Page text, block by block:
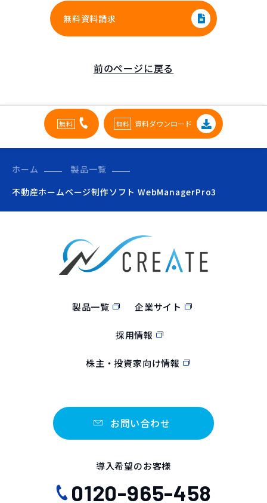
無料資料請求
前のページに戻る
資料ダウンロード
ホーム
製品一覧
不動産ホームページ制作ソフト WebManagerPro3
製品一覧 企業サイト
採用情報
株主・投資家向け情報
お問い合わせ
導入希望のお客様
0120-965-458